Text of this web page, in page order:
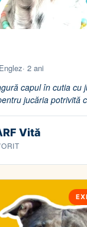
2 ani
capul în cutia cu
jucăria potrivită
Vită